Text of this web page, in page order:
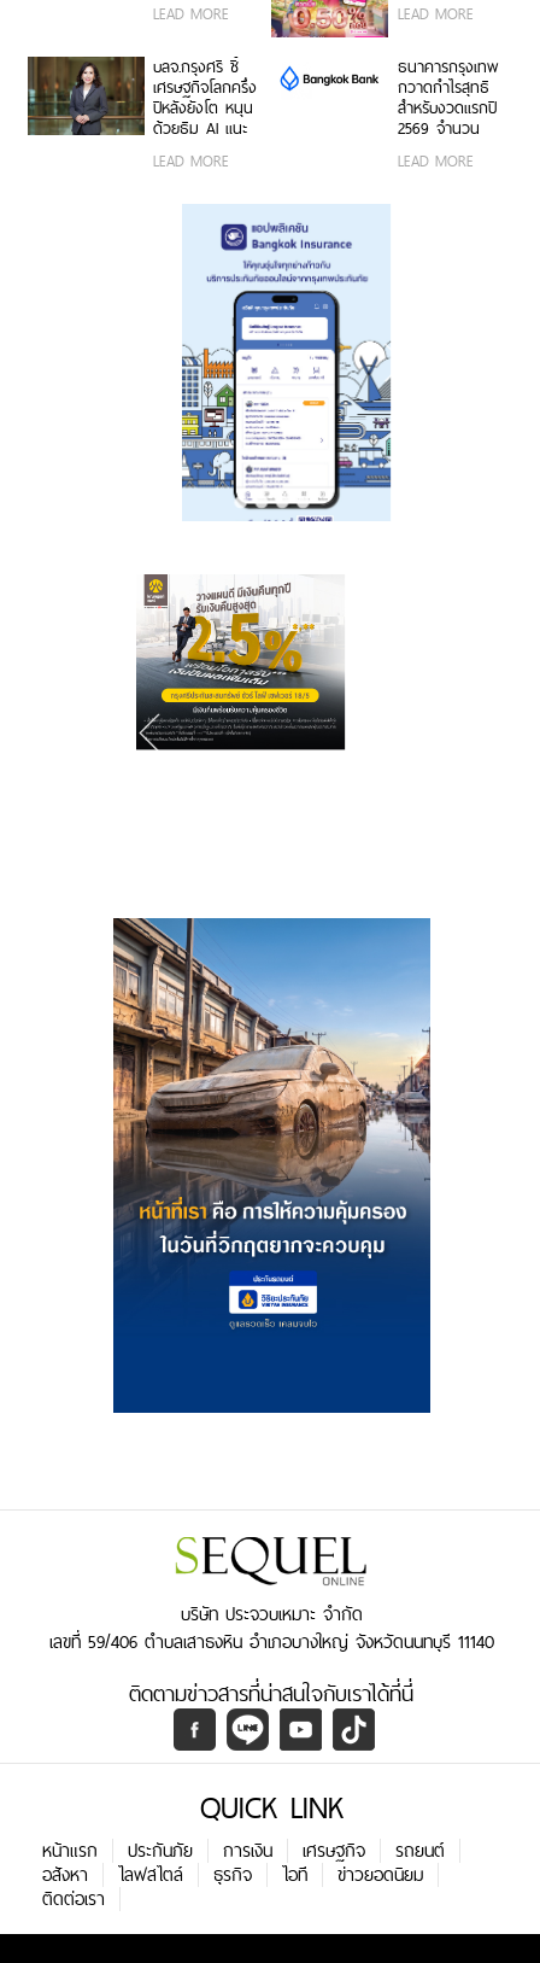
LEAD MORE เปลี่ยนยอดขาย
อัตโนมัติ
LEAD MORE
บลจ.กรุงศรี ชี้
เศรษฐกิจโลกครึ่ง
ปีหลังยังโต หนุน
ด้วยธีม AI แนะ
หุ้นเชิงรับเพิ่ม
LEAD MORE
ธนาคารกรุงเทพ
กวาดกำไรสุทธิ
สำหรับงวดแรกปี
2569 จำนวน
LEAD MORE
บริษัท ประจวบเหมาะ จำกัด
เลขที่ 59/406 ตำบลเสาธงหิน อำเภอบางใหญ่ จังหวัดนนทบุรี 11140
ติดตามข่าวสารที่น่าสนใจกับเราได้ที่นี่
QUICK LINK
หน้าแรก ประกันภัย การเงิน เศรษฐกิจ
รถยนต์
อสังหา
ไลฟสไตล์ ธุรกิจ ไอที
ข่าวยอดนิยม
ติดต่อเรา